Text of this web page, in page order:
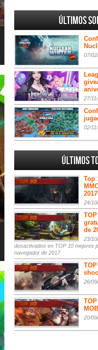
Últimos
07/
27/
02/
Últimos
Top
2017
24/
de
23/
desactivados en TOP 10 mejores
navegador de 2017
26/
20/